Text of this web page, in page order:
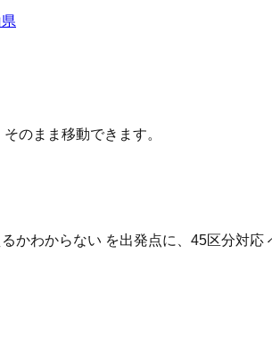
のまま移動できます。
かわからない を出発点に、45区分対応